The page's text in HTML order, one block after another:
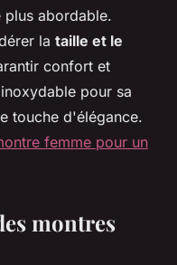
plus abordable.
la taille et le
confort et
pour sa
touche d'élégance.
femme pour un
montres